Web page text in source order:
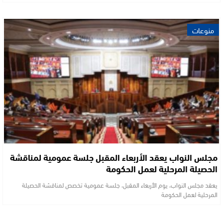
منوعات
مجلس النواب يعقد الأربعاء المقبل جلسة عمومية لمناقشة
الحصيلة المرحلية لعمل الحكومة
يعقد مجلس النواب، يوم الأربعاء المقبل، جلسة عمومية تخصص لمناقشة الحصيلة
المرحلية لعمل الحكومة